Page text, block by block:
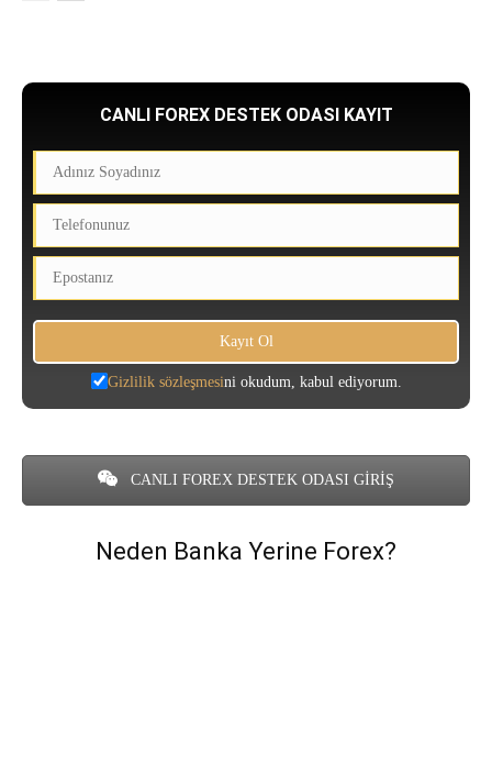
CANLI FOREX DESTEK ODASI KAYIT
Gizlilik sözleşmesini okudum, kabul ediyorum.
CANLI FOREX DESTEK ODASI GİRİŞ
Neden Banka Yerine Forex?